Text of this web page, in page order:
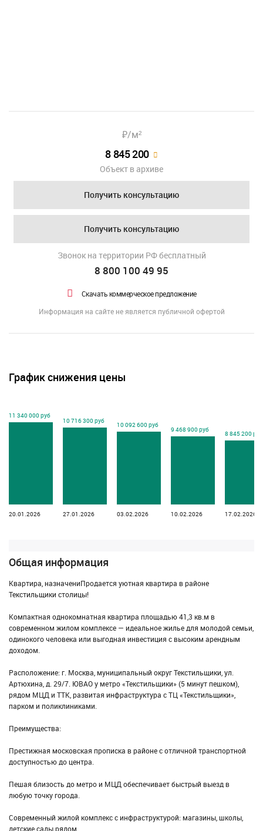
₽/м²
8 845 200
Объект в архиве
Получить консультацию
Получить консультацию
Звонок на территории РФ бесплатный
8 800 100 49 95
Скачать коммерческое предложение
Информация на сайте не является публичной офертой
График снижения цены
11 340 000 руб
20.01.2026
10 716 300 руб
27.01.2026
10 092 600 руб
03.02.2026
9 468 900 руб
10.02.2026
8 845 200 руб
17.02.2026
Общая информация
Квартира, назначениПродается уютная квартира в районе
Текстильщики столицы!
Компактная однокомнатная квартира площадью 41,3 кв.м в
современном жилом комплексе — идеальное жилье для молодой семьи,
одинокого человека или выгодная инвестиция с высоким арендным
доходом.
Расположение: г. Москва, муниципальный округ Текстильщики, ул.
Артюхина, д. 29/7. ЮВАО у метро «Текстильщики» (5 минут пешком),
рядом МЦД и ТТК, развитая инфраструктура с ТЦ «Текстильщики»,
парком и поликлиниками.
Преимущества:
Престижная московская прописка в районе с отличной транспортной
доступностью до центра.
Пешая близость до метро и МЦД обеспечивает быстрый выезд в
любую точку города.
Современный жилой комплекс с инфраструктурой: магазины, школы,
детские сады рядом.